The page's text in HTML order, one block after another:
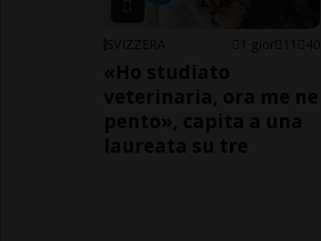
SVIZZERA 1 gior 11 40
«Ho studiato
veterinaria, ora me ne
pento», capita a una
laureata su tre